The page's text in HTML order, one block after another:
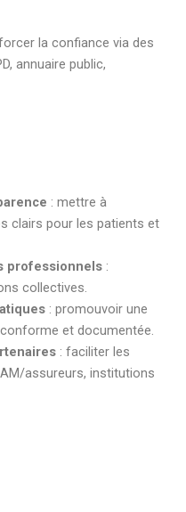
la confiance via des
annuaire public,
: mettre à
clairs pour les patients et
professionnels:
collectives.
: promouvoir une
et documentée.
: faciliter les
assureurs, institutions